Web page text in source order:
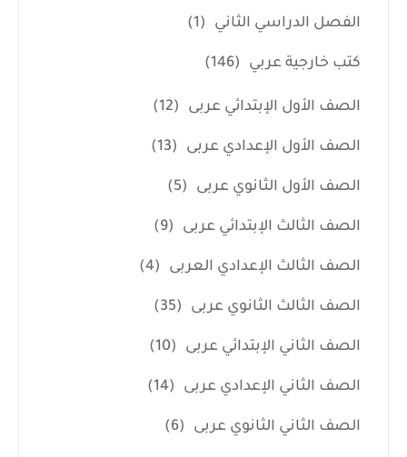
الفصل الدراسي الثاني (1)
كتب خارجية عربي (146)
الصف الأول الإبتدائي عربى (12)
الصف الأول الإعدادي عربى (13)
الصف الأول الثانوي عربى (5)
الصف الثالث الإبتدائي عربى (9)
الصف الثالث الإعدادي العربى (4)
الصف الثالث الثانوي عربى (35)
الصف الثاني الإبتدائي عربى (10)
الصف الثاني الإعدادي عربى (14)
الصف الثاني الثانوي عربى (6)